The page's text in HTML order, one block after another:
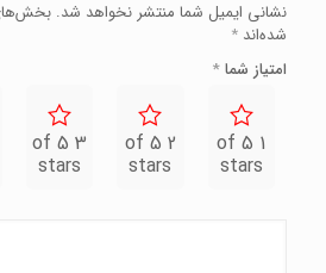
نشانی ایمیل شما منتشر نخواهد شد.
شده‌اند *
امتیاز شما*
1 of 5
stars
2 of 5
stars
3 of 5
stars